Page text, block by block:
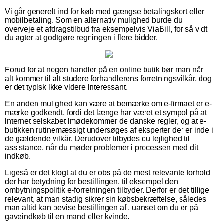
Vi går generelt ind for køb med gængse betalingskort eller
mobilbetaling. Som en alternativ mulighed burde du
overveje et afdragstilbud fra eksempelvis ViaBill, for så vidt
du agter at godtgøre regningen i flere bidder.
Forud for at nogen handler på en online butik bør man når
alt kommer til alt studere forhandlerens forretningsvilkår, dog
er det typisk ikke videre interessant.
En anden mulighed kan være at bemærke om e-firmaet er e-
mærke godkendt, fordi det længe har været et sympol på at
internet selskabet imødekommer de danske regler, og at e-
butikken rutinemæssigt undersøges af eksperter der er inde i
de gældende vilkår. Derudover tilbydes du lejlighed til
assistance, når du møder problemer i processen med dit
indkøb.
Ligeså er det klogt at du er obs på de mest relevante forhold
der har betydning for bestillingen, til eksempel den
ombytningspolitik e-forretningen tilbyder. Derfor er det tillige
relevant, at man stadig sikrer sin købsbekræftelse, således
man altid kan bevise bestillingen af , uanset om du er på
gaveindkøb til en mand eller kvinde.